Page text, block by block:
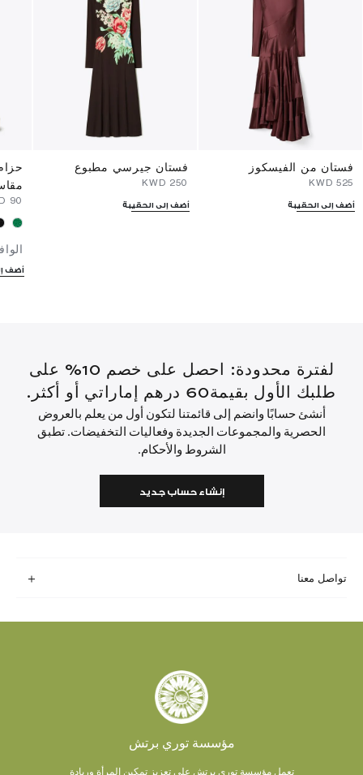
فستان من الفيسكوز
أضف إلى الحقيبة
فستان جيرسي مطبوع
أضف إلى الحقيبة
مقاس 1
أضف
لفترة محدودة: احصل على خصم 10% على
طلبك الأول بقيمة60 درهم إماراتي أو أكثر.
أنشئ حسابًا وانضم إلى قائمتنا لتكون أول من يعلم بالعروض
الحصرية والمجموعات الجديدة وفعاليات التخفيضات. تطبق
الشروط والأحكام.
إنشاء حساب جديد
تواصل معنا
مؤسسة توري برتش
تعمل مؤسسة توري برتش على تعزيز تمكين المرأة وريادة